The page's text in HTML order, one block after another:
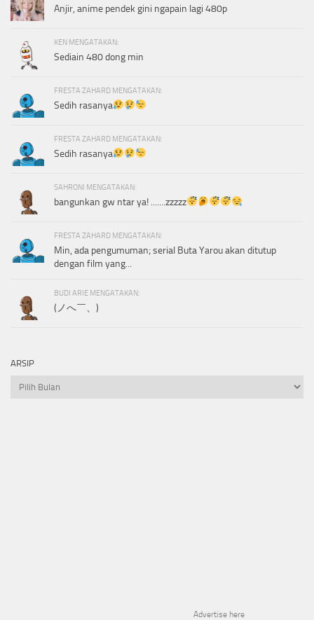
Anjir, anime pendek gini ngapain lagi 480p
KEN MENGATAKAN:
Sediain 480 dong min
FRESTA ZAHARD MENGATAKAN:
Sedih rasanya
FRESTA ZAHARD MENGATAKAN:
Sedih rasanya
SAHRONI MENGATAKAN:
bangunkan gw ntar ya! .......zzzzz
FRESTA ZAHARD MENGATAKAN:
Min, ada pengumuman; serial Buta Yarou akan ditutup
dengan film yang...
BUDI ARIE MENGATAKAN:
(ノへ￣、)
ARSIP
Arsip
Advertise here